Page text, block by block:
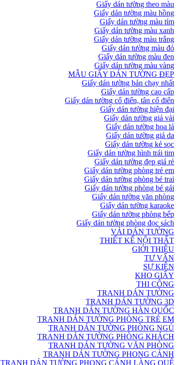
Giấy dán tường theo màu
Giấy dán tường màu hồng
Giấy dán tường màu tím
Giấy dán tường màu xanh
Giấy dán tường màu trắng
Giấy dán tường màu đỏ
Giấy dán tường màu đen
Giấy dán tường màu vàng
MẪU GIẤY DÁN TƯỜNG ĐẸP
Giấy dán tường bán chạy nhất
Giấy dán tường cao cấp
Giấy dán tường cổ điển, tân cổ điển
Giấy dán tường hiện đại
Giấy dán tường giả vải
Giấy dán tường hoa lá
Giấy dán tường giả da
Giấy dán tường kẻ sọc
Giấy dán tường hình trái tim
Giấy dán tường đẹp giá rẻ
Giấy dán tường phòng trẻ em
Giấy dán tường phòng bé trai
Giấy dán tường phòng bé gái
Giấy dán tường văn phòng
Giấy dán tường karaoke
Giấy dán tường phòng bếp
Giấy dán tường phòng đọc sách
VẢI DÁN TƯỜNG
THIẾT KẾ NỘI THẤT
GIỚI THIỆU
TƯ VẤN
SỰ KIỆN
KHO GIẤY
THI CÔNG
TRANH DÁN TƯỜNG
TRANH DÁN TƯỜNG 3D
TRANH DÁN TƯỜNG HÀN QUỐC
TRANH DÁN TƯỜNG PHÒNG TRẺ EM
TRANH DÁN TƯỜNG PHÒNG NGỦ
TRANH DÁN TƯỜNG PHÒNG KHÁCH
TRANH DÁN TƯỜNG VĂN PHÒNG
TRANH DÁN TƯỜNG PHONG CẢNH
TRANH DÁN TƯỜNG PHONG CẢNH LÀNG QUÊ